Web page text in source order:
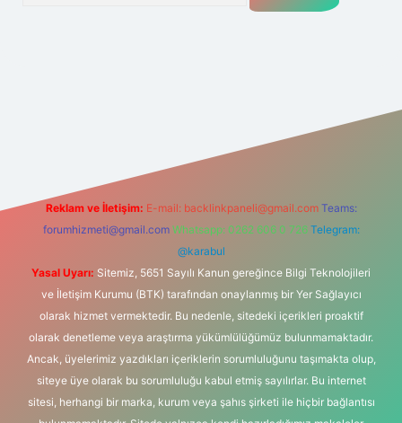
Reklam ve İletişim: E-mail: backlinkpaneli@gmail.com Teams:
forumhizmeti@gmail.com Whatsapp: 0262 606 0 726 Telegram:
@karabul
Yasal Uyarı: Sitemiz, 5651 Sayılı Kanun gereğince Bilgi Teknolojileri
ve İletişim Kurumu (BTK) tarafından onaylanmış bir Yer Sağlayıcı
olarak hizmet vermektedir. Bu nedenle, sitedeki içerikleri proaktif
olarak denetleme veya araştırma yükümlülüğümüz bulunmamaktadır.
Ancak, üyelerimiz yazdıkları içeriklerin sorumluluğunu taşımakta olup,
siteye üye olarak bu sorumluluğu kabul etmiş sayılırlar. Bu internet
sitesi, herhangi bir marka, kurum veya şahıs şirketi ile hiçbir bağlantısı